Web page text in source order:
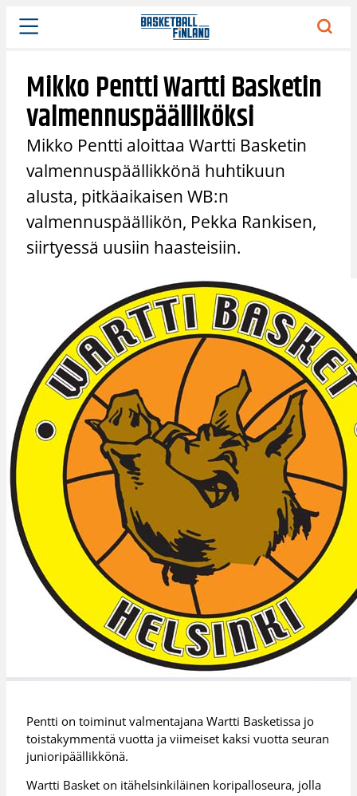
Siirry
sisältöön
Mikko Pentti Wartti Basketin
valmennuspäälliköksi
Mikko Pentti aloittaa Wartti Basketin
valmennuspäällikkönä huhtikuun
alusta, pitkäaikaisen WB:n
valmennuspäällikön, Pekka Rankisen,
siirtyessä uusiin haasteisiin.
Pentti on toiminut valmentajana Wartti Basketissa jo
toistakymmentä vuotta ja viimeiset kaksi vuotta seuran
junioripäällikkönä.
Wartti Basket on itähelsinkiläinen koripalloseura, jolla